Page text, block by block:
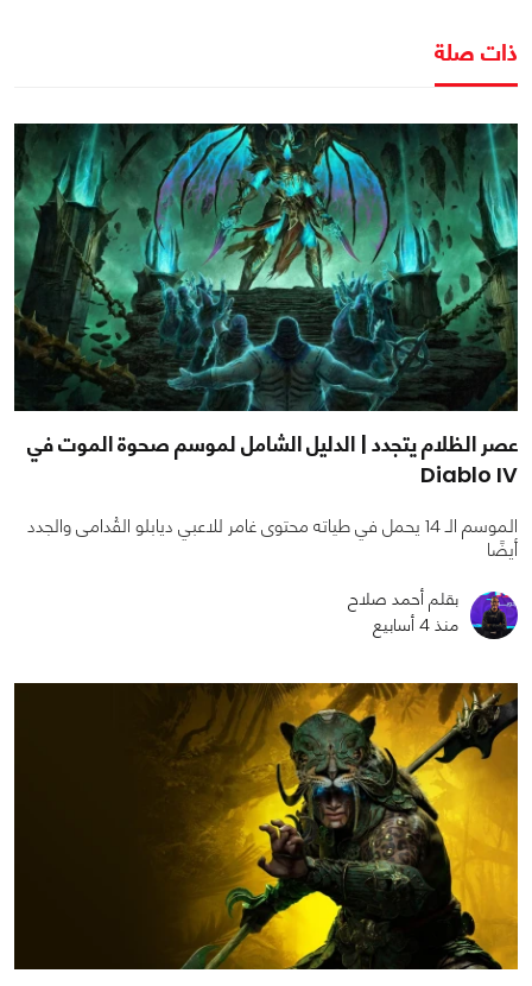
ذات صلة
عصر الظلام يتجدد | الدليل الشامل لموسم صحوة الموت في
Diablo IV
الموسم الـ 14 يحمل في طياته محتوى غامر للاعبي ديابلو القُدامى والجدد
أيضًا
بقلم أحمد صلاح
منذ 4 أسابيع